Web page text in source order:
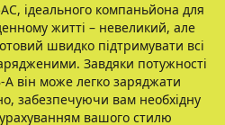
ідеального компаньйона для
житті – невеликий, але
швидко підтримувати всі
Завдяки потужності
A він може легко заряджати
забезпечуючи вам необхідну
вашого стилю